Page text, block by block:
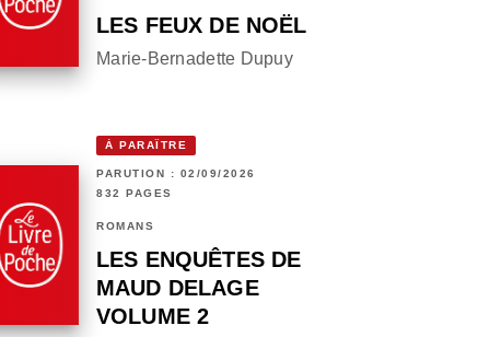
LES FEUX DE NOËL
Marie-Bernadette Dupuy
À PARAÎTRE
PARUTION : 02/09/2026
832 PAGES
ROMANS
LES ENQUÊTES DE
MAUD DELAGE
VOLUME 2